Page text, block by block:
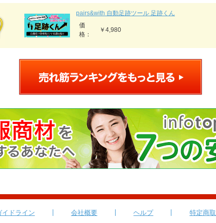
pairs&with 自動足跡ツール 足跡くん
価
格：
￥4,980
イドライン 会社概要 ヘルプ 特定商